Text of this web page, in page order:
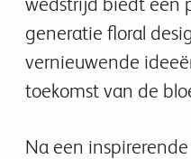
generatie floral
vernieuwende
toekomst van de
Na een